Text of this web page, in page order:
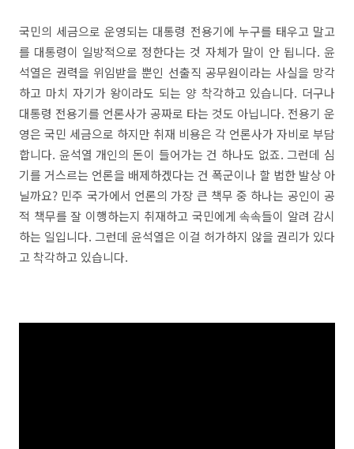
국민의 세금으로 운영되는 대통령 전용기에 누구를 태우고 말고
를 대통령이 일방적으로 정한다는 것 자체가 말이 안 됩니다. 윤
석열은 권력을 위임받을 뿐인 선출직 공무원이라는 사실을 망각
하고 마치 자기가 왕이라도 되는 양 착각하고 있습니다. 더구나
대통령 전용기를 언론사가 공짜로 타는 것도 아닙니다. 전용기 운
영은 국민 세금으로 하지만 취재 비용은 각 언론사가 자비로 부담
합니다. 윤석열 개인의 돈이 들어가는 건 하나도 없죠. 그런데 심
기를 거스르는 언론을 배제하겠다는 건 폭군이나 할 법한 발상 아
닐까요? 민주 국가에서 언론의 가장 큰 책무 중 하나는 공인이 공
적 책무를 잘 이행하는지 취재하고 국민에게 속속들이 알려 감시
하는 일입니다. 그런데 윤석열은 이걸 허가하지 않을 권리가 있다
고 착각하고 있습니다.